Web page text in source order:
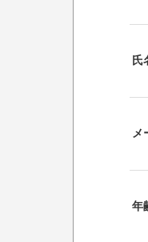
氏
メ
年